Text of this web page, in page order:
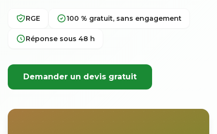
RGE 100 % gratuit, sans engagement
Réponse sous 48 h
Demander un devis gratuit